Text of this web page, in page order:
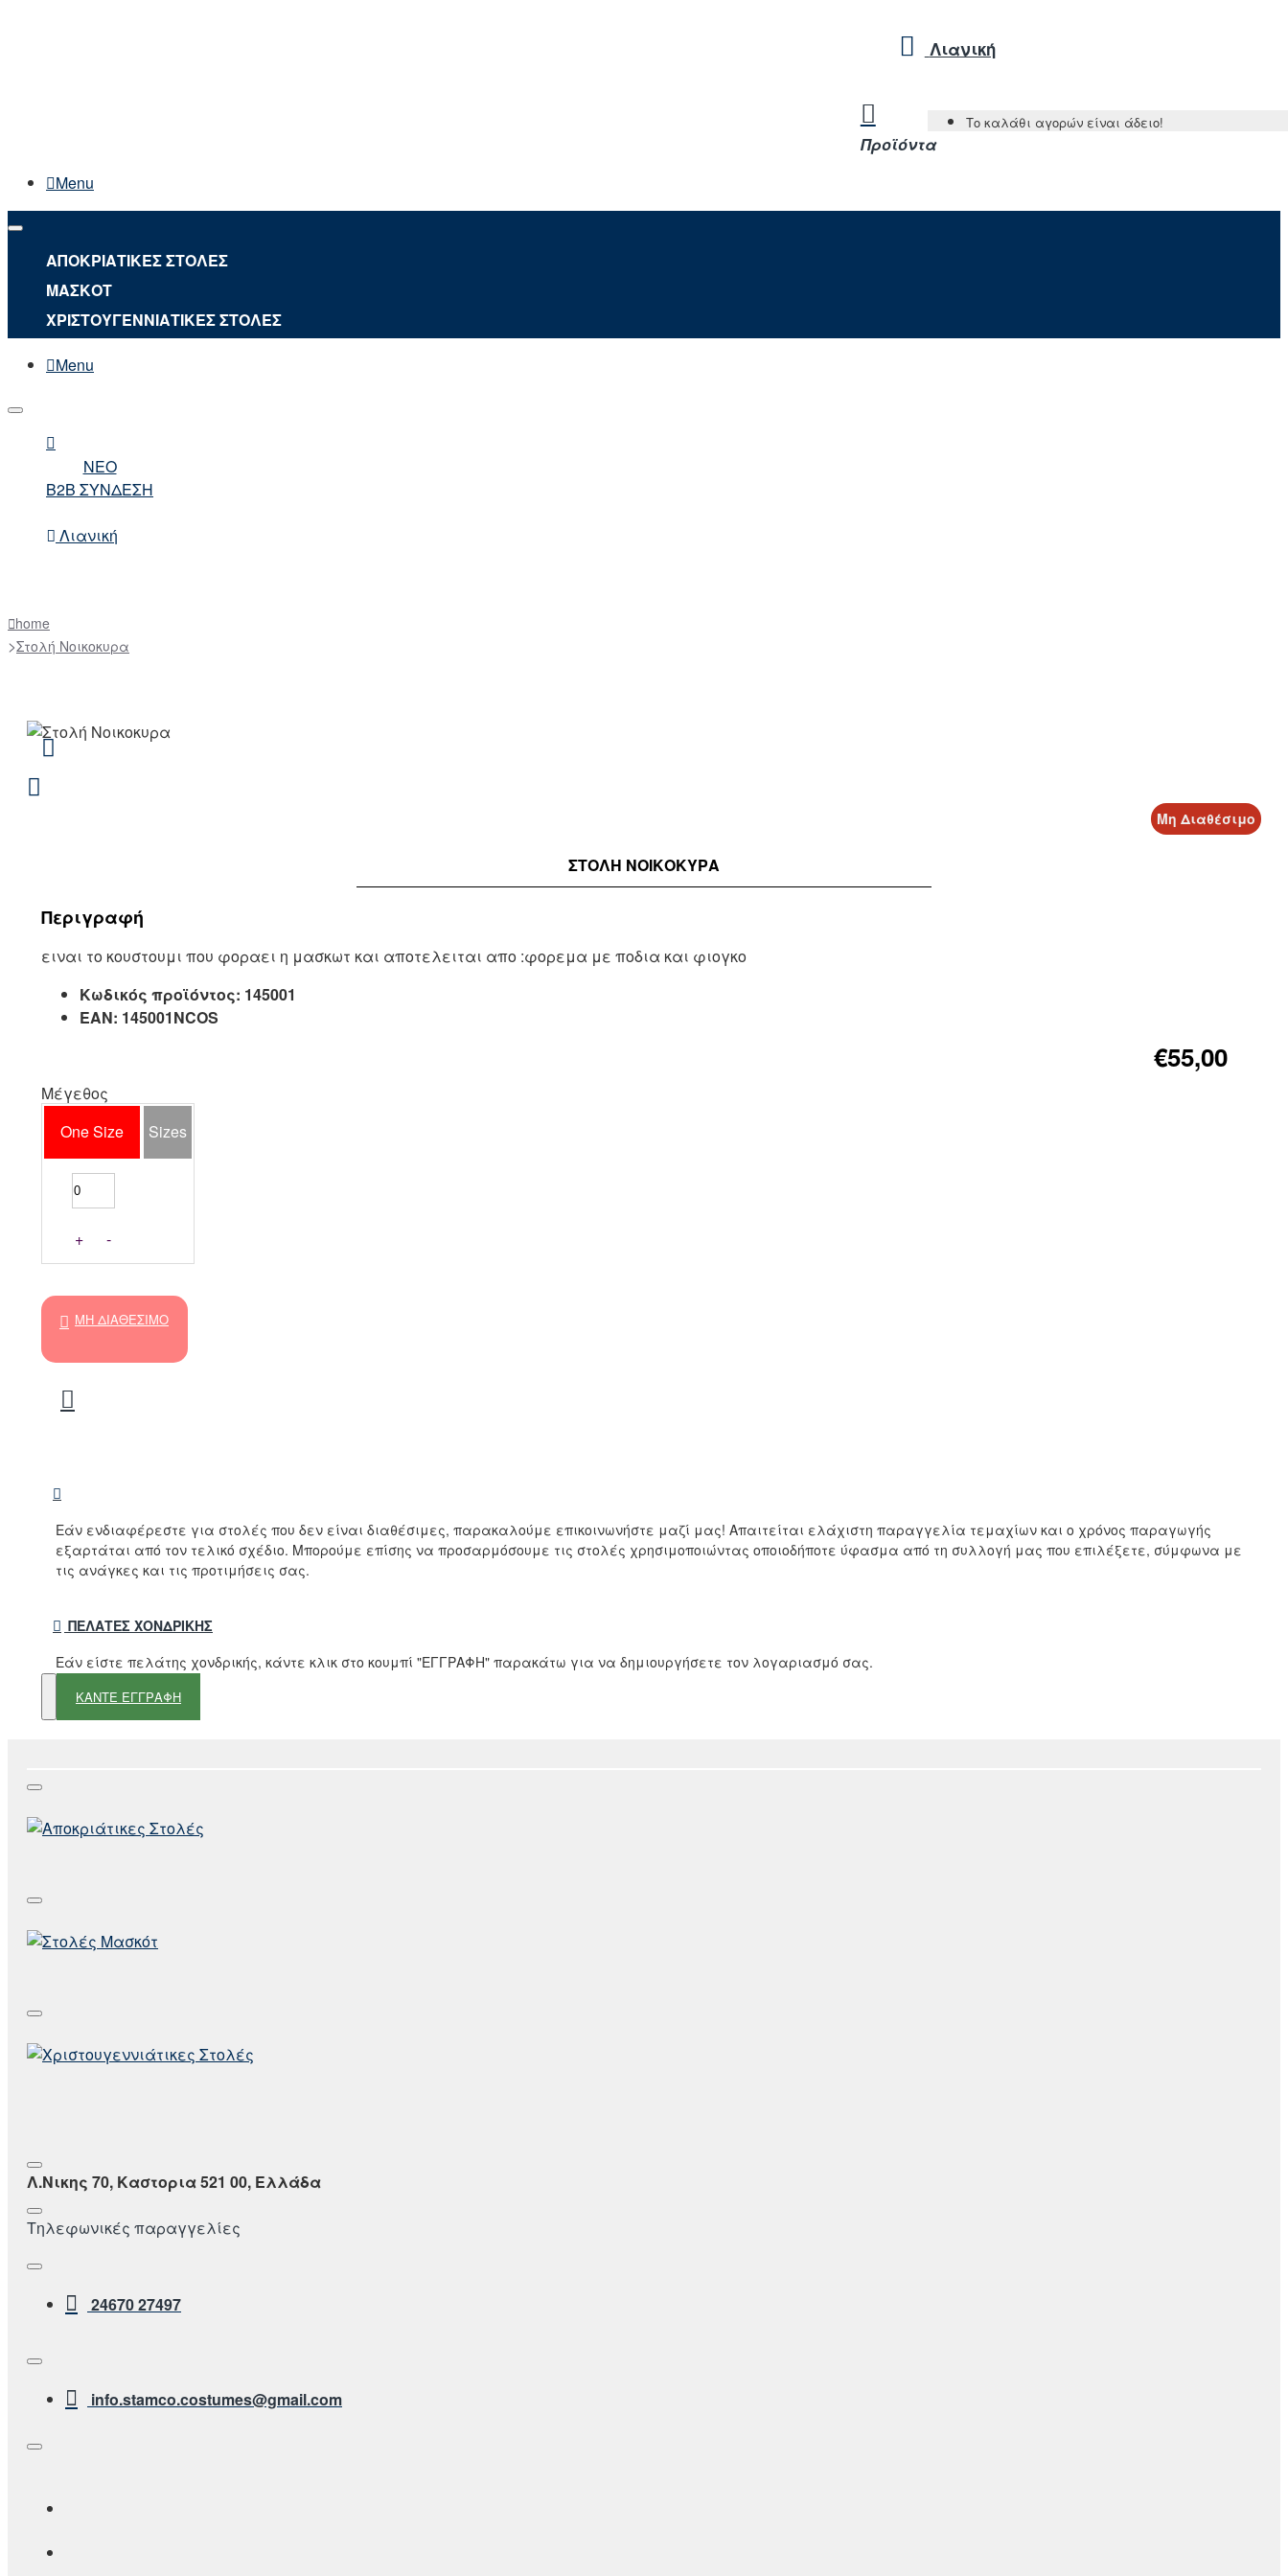
Λιανική
Προϊόντα
Το καλάθι αγορών είναι άδειο!
Menu
ΑΠΟΚΡΙΑΤΙΚΕΣ ΣΤΟΛΕΣ
ΜΑΣΚΟΤ
ΧΡΙΣΤΟΥΓΕΝΝΙΑΤΙΚΕΣ ΣΤΟΛΕΣ
Menu
NEO
B2B ΣΥΝΔΕΣΗ
Λιανική
home
Στολή Νοικοκυρα
Μη Διαθέσιμο
ΣΤΟΛΉ ΝΟΙΚΟΚΥΡΑ
Περιγραφή
ειναι το κουστουμι που φοραει η μασκωτ και αποτελειται απο :φορεμα με ποδια και φιογκο
Κωδικός προϊόντος: 145001
EAN: 145001NCOS
€55,00
Μέγεθος
One Size
Sizes
+ -
ΜΗ ΔΙΑΘΈΣΙΜΟ
Εάν ενδιαφέρεστε για στολές που δεν είναι διαθέσιμες, παρακαλούμε επικοινωνήστε μαζί μας! Απαιτείται ελάχιστη παραγγελία τεμαχίων και ο χρόνος παραγωγής
εξαρτάται από τον τελικό σχέδιο. Μπορούμε επίσης να προσαρμόσουμε τις στολές χρησιμοποιώντας οποιοδήποτε ύφασμα από τη συλλογή μας που επιλέξετε, σύμφωνα με
τις ανάγκες και τις προτιμήσεις σας.
ΠΕΛΆΤΕΣ ΧΟΝΔΡΙΚΉΣ
Εάν είστε πελάτης χονδρικής, κάντε κλικ στο κουμπί "ΕΓΓΡΑΦΗ" παρακάτω για να δημιουργήσετε τον λογαριασμό σας.
ΚΑΝΤΕ ΕΓΓΡΑΦΗ
Λ.Νικης 70, Καστορια 521 00, Ελλάδα
Τηλεφωνικές παραγγελίες
24670 27497
info.stamco.costumes@gmail.com